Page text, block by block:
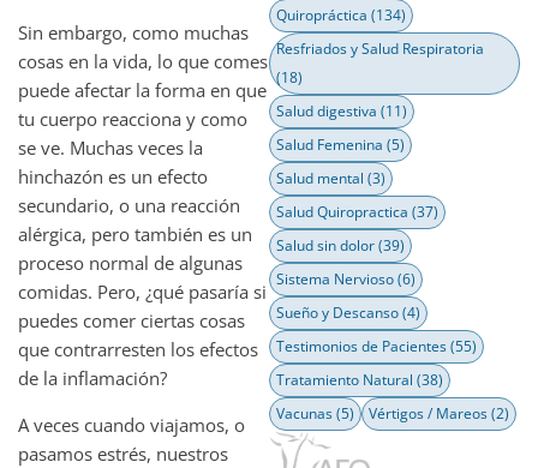
Sin embargo, como muchas
cosas en la vida, lo que comes
puede afectar la forma en que
tu cuerpo reacciona y como
se ve. Muchas veces la
hinchazón es un efecto
secundario, o una reacción
alérgica, pero también es un
proceso normal de algunas
comidas. Pero, ¿qué pasaría si
puedes comer ciertas cosas
que contrarresten los efectos
de la inflamación?
A veces cuando viajamos, o
pasamos estrés, nuestros
Quiropráctica (134)
Resfriados y Salud Respiratoria
(18)
Salud digestiva (11)
Salud Femenina (5)
Salud mental (3)
Salud Quiropractica (37)
Salud sin dolor(39)
Sistema Nervioso(6)
Sueño y Descanso(4)
Testimonios de Pacientes(55)
Tratamiento Natural (38)
Vacunas(5) Vértigos / Mareos(2)